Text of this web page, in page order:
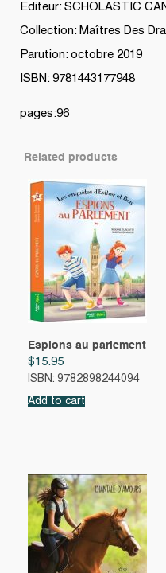
Editeur: SCHOLASTIC
Collection: Maîtres Des
Parution: octobre 2019
ISBN: 9781443177948
pages:96
Related products
Espions au parlement
$15.95
ISBN: 9782898244094
Add to cart